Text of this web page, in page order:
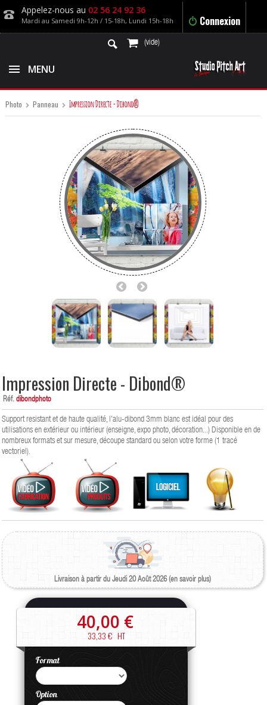
Connexion
Appelez-nous au 02 56 24 92 36
Mardi au Samedi 9h-12h / 15-18h, Lundi 15h-18h
(vide)
MENU
Photo Panneau Impression Directe - Dibond®
Impression Directe - Dibond®
Réf. dibondphoto
Support resistant et de haute qualité, l'alu-dibond 3mm blanc est idéal pour des
utilisations en extérieur ou intérieur (enseigne, expo photo, décoration...) Disponible en de
nombreux formats et sur mesure, découpe standard ou selon votre forme (1 tracé
vectoriel).
Livraison à partir du Jeudi 20 Août 2026 (en savoir plus)
40,00 €
33,33 €HT
Format
Option